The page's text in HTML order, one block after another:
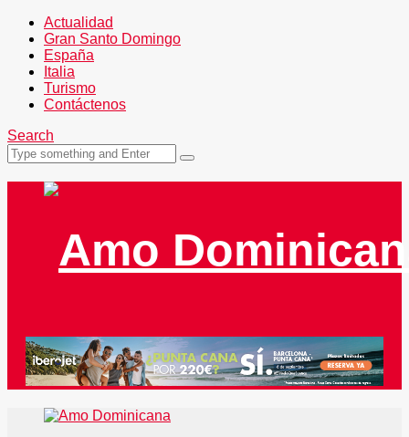
Actualidad
Gran Santo Domingo
España
Italia
Turismo
Contáctenos
Search